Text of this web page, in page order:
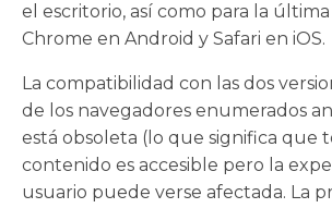
el escritorio, así como para la
Chrome en Android y Safari en iOS.
La compatibilidad con las dos
de los navegadores enumerados
está obsoleta (lo que significa que
contenido es accesible pero la
usuario puede verse afectada. La